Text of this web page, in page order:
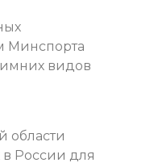
Минспорта
видов
области
России для